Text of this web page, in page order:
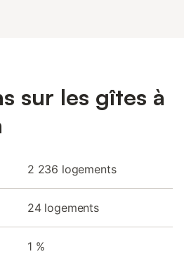
sur les gîtes à
2 236 logements
24 logements
1 %